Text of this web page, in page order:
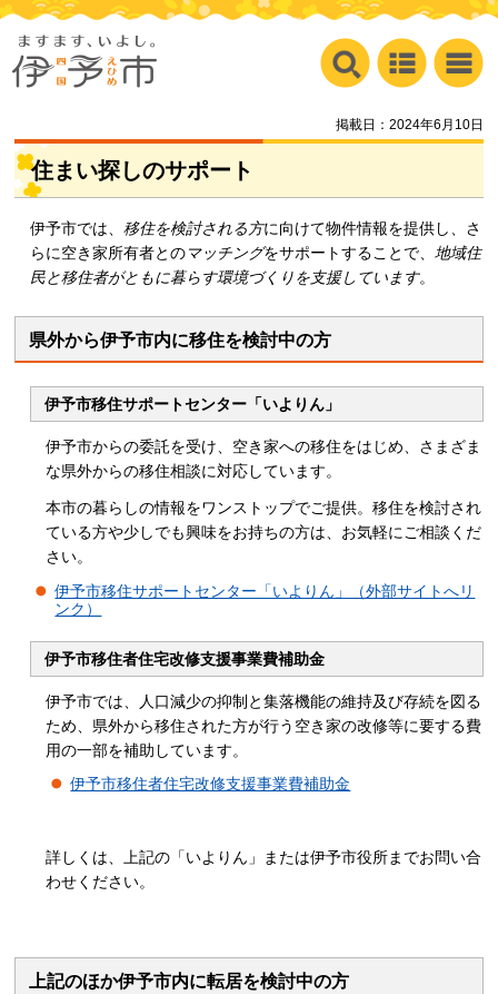
掲載日：2024年6月10日
住まい探しのサポート
伊予市では、移住を検討される方に向けて物件情報を提供し、さ
らに空き家所有者とのマッチングをサポートすることで、地域住
民と移住者がともに暮らす環境づくりを支援しています。
県外から伊予市内に移住を検討中の方
伊予市移住サポートセンター「いよりん」
伊予市からの委託を受け、空き家への移住をはじめ、さまざま
な県外からの移住相談に対応しています。
本市の暮らしの情報をワンストップでご提供。移住を検討され
ている方や少しでも興味をお持ちの方は、お気軽にご相談くだ
さい。
伊予市移住サポートセンター「いよりん」（外部サイトへリ
ンク）
伊予市移住者住宅改修支援事業費補助金
伊予市では、人口減少の抑制と集落機能の維持及び存続を図る
ため、県外から移住された方が行う空き家の改修等に要する費
用の一部を補助しています。
伊予市移住者住宅改修支援事業費補助金
詳しくは、上記の「いよりん」または伊予市役所までお問い合
わせください。
上記のほか伊予市内に転居を検討中の方